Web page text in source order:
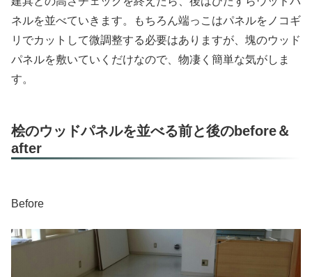
ネルを並べていきます。もちろん端っこはパネルをノコギ
リでカットして微調整する必要はありますが、塊のウッド
パネルを敷いていくだけなので、物凄く簡単な気がしま
す。
桧のウッドパネルを並べる前と後のbefore＆
after
Before